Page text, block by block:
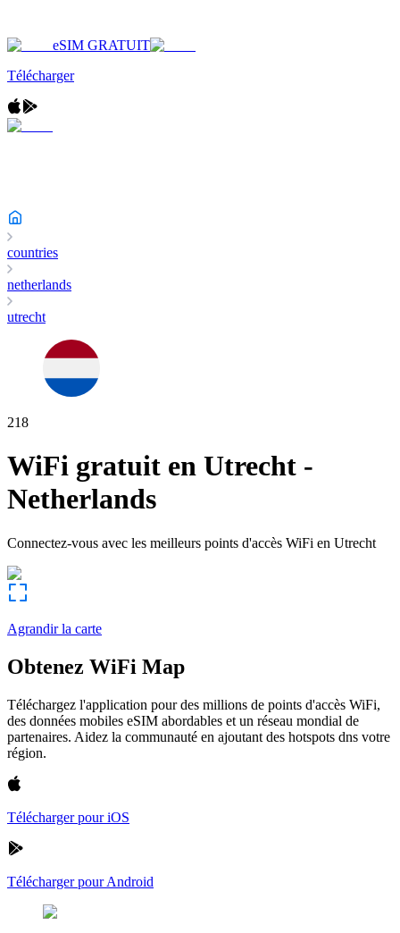
eSIM GRATUIT
Télécharger
countries
netherlands
utrecht
218
WiFi gratuit en Utrecht -
Netherlands
Connectez-vous avec les meilleurs points d'accès WiFi en Utrecht
Agrandir la carte
Obtenez WiFi Map
Téléchargez l'application pour des millions de points d'accès WiFi,
des données mobiles eSIM abordables et un réseau mondial de
partenaires. Aidez la communauté en ajoutant des hotspots dns votre
région.
Télécharger pour iOS
Télécharger pour Android